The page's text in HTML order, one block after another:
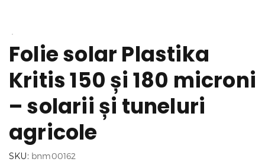
Folie solar Plastika
Kritis 150 și 180 microni
– solarii și tuneluri
agricole
SKU: bnm00162